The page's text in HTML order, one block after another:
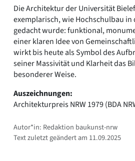
Die Architektur der Universität
exemplarisch, wie Hochschulbau in
gedacht wurde: funktional,
einer klaren Idee von
wirkt bis heute als Symbol des
seiner Massivität und Klarheit das
besonderer Weise.
Auszeichnungen:
Architekturpreis NRW 1979 (BDA
Autor*in: Redaktion baukunst-nrw
Text zuletzt geändert am 11.09.2025